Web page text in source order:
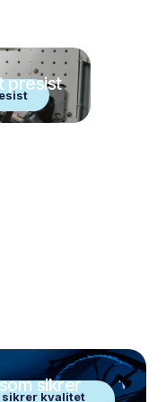
presist
sikrer kvalitet
sikrer